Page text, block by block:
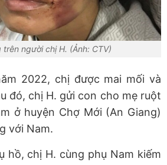
trên người chị H. (Ảnh: CTV)
2022, chị được mai mối và
đó, chị H. gửi con cho mẹ ruột
ở huyện Chợ Mới (An Giang)
với Nam.
hồ, chị H. cùng phụ Nam kiếm